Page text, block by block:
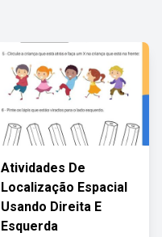
Atividades De
Localização Espacial
Usando Direita E
Esquerda